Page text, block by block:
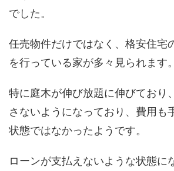
でした。
任売物件だけではなく、格安住宅
を行っている家が多々見られます。
特に庭木が伸び放題に伸びており
さないようになっており、費用も
状態ではなかったようです。
ローンが支払えないような状態に